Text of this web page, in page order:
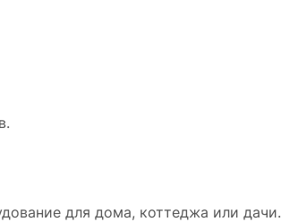
для дома, коттеджа или дачи.